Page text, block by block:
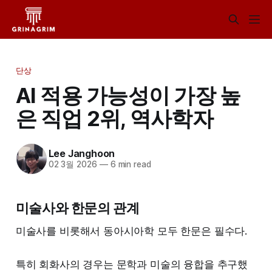
단상
AI 적용 가능성이 가장 높
은 직업 2위, 역사학자
Lee Janghoon
02 3월 2026 —6 min read
미술사와 한문의 관계
미술사를 비롯해서 동아시아학 모두 한문은 필수다.
특히 회화사의 경우는 문학과 미술의 융합을 추구했